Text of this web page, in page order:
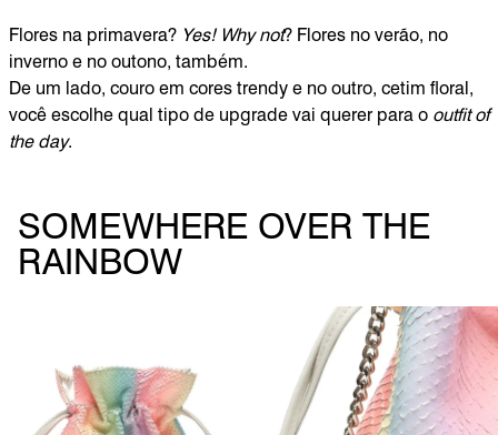
Flores na primavera? Yes! Why not? Flores no verão, no
inverno e no outono, também.
De um lado, couro em cores trendy e no outro, cetim floral,
você escolhe qual tipo de upgrade vai querer para o outfit of
the day.
SOMEWHERE OVER THE
RAINBOW